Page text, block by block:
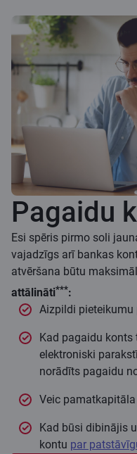
Pagaidu
Esi spēris pirmo soli
vajadzīgs arī bankas
atvēršana būtu
attālināti***:
Aizpildi pieteikumu
Kad pagaidu konts
elektroniski
norādīts pagaidu
Veic
Kad būsi dibinājis
kontu par